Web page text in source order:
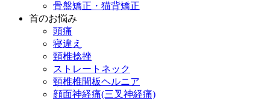
骨盤矯正・猫背矯正
首のお悩み
頭痛
寝違え
頸椎捻挫
ストレートネック
頸椎椎間板ヘルニア
顔面神経痛(三叉神経痛)